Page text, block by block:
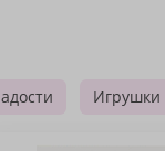
Игрушки